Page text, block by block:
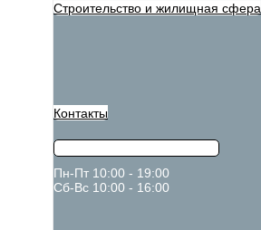
Строительство и жилищная сфера
Контакты
Пн-Пт 10:00 - 19:00
Сб-Вс 10:00 - 16:00